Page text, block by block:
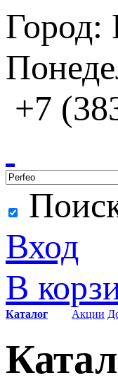
Город:
+7
Вход
В
Каталог Акции